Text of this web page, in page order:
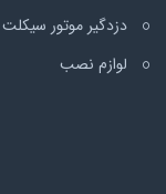
دزدگیر موتور سیکلت
لوازم نصب